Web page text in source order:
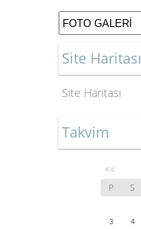
Site Haritası
Site Haritası
Takvim
<<
P S
3
4